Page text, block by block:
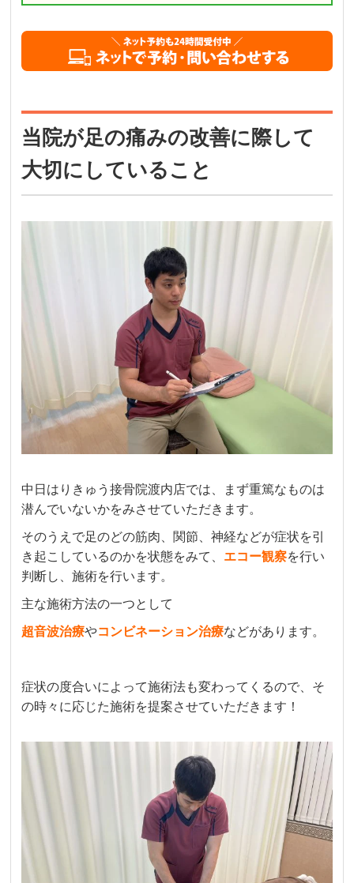
当院が足の痛みの改善に際して
大切にしていること
中日はりきゅう接骨院渡内店では、まず重篤なものは
潜んでいないかをみさせていただきます。
そのうえで足のどの筋肉、関節、神経などが症状を引
き起こしているのかを状態をみて、 エコー観察を行い
判断し、施術を行います。
主な施術方法の一つとして
超音波治療やコンビネーション治療などがあります。
症状の度合いによって施術法も変わってくるので、そ
の時々に応じた施術を提案させていただきます！